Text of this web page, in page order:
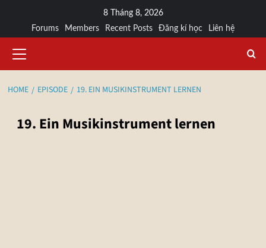
8 Tháng 8, 2026
Forums
Members Recent Posts Đăng kí học Liên hệ
HOME EPISODE 19. EIN MUSIKINSTRUMENT LERNEN
19. Ein Musikinstrument lernen